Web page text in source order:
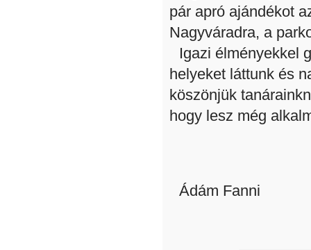
pár apró ajándékot
Nagyváradra, a
Igazi élményekkel
helyeket láttunk és
köszönjük
hogy lesz még
Ádám Fanni